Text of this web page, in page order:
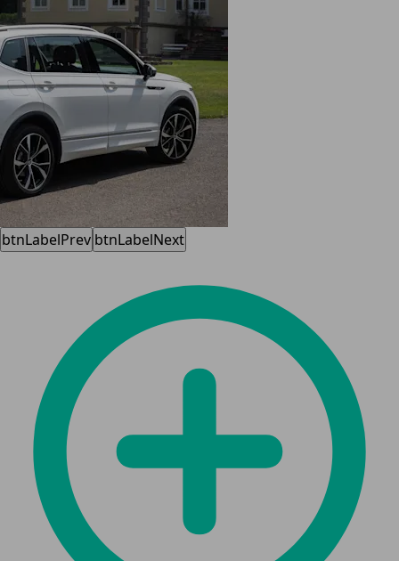
btnLabelPrev btnLabelNext